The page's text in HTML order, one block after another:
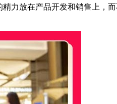
力放在产品开发和销售上，